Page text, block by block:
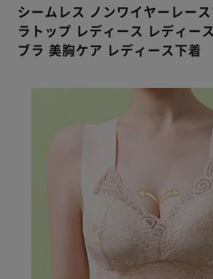
シームレス ノンワイヤーレー
ラトップ レディース レディー
ブラ 美胸ケア レディース下
カートに入れる